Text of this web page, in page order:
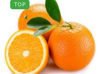
TOP